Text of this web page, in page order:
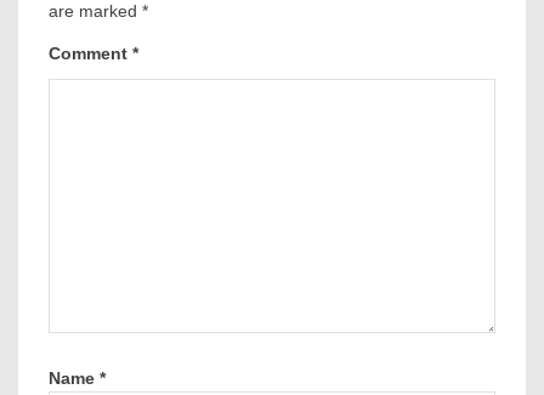
are marked *
Comment *
Name *